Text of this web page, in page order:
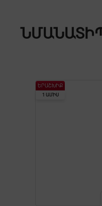
ԵՐԱՇԽԻՔ
1 ԱՄԻՍ